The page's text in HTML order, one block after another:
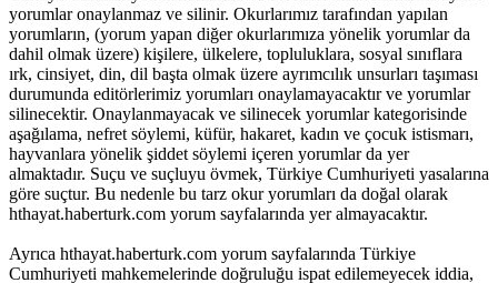
yorumlar onaylanmaz ve silinir. Okurlarımız tarafından yapılan
yorumların, (yorum yapan diğer okurlarımıza yönelik yorumlar da
dahil olmak üzere) kişilere, ülkelere, topluluklara, sosyal sınıflara
ırk, cinsiyet, din, dil başta olmak üzere ayrımcılık unsurları taşıması
durumunda editörlerimiz yorumları onaylamayacaktır ve yorumlar
silinecektir. Onaylanmayacak ve silinecek yorumlar kategorisinde
aşağılama, nefret söylemi, küfür, hakaret, kadın ve çocuk istismarı,
hayvanlara yönelik şiddet söylemi içeren yorumlar da yer
almaktadır. Suçu ve suçluyu övmek, Türkiye Cumhuriyeti yasalarına
göre suçtur. Bu nedenle bu tarz okur yorumları da doğal olarak
hthayat.haberturk.com yorum sayfalarında yer almayacaktır.
Ayrıca hthayat.haberturk.com yorum sayfalarında Türkiye
Cumhuriyeti mahkemelerinde doğruluğu ispat edilemeyecek iddia,